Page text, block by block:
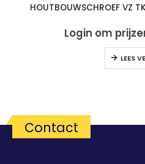
HOUTBOUWSCHROEF
Login om
LEES
Contact